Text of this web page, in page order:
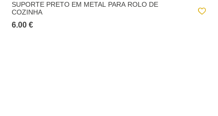
SUPORTE PRETO EM METAL PARA ROLO DE
COZINHA
6.00 €